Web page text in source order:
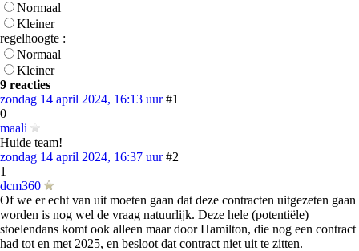
Normaal
Kleiner
regelhoogte :
Normaal
Kleiner
9 reacties
zondag 14 april 2024, 16:13 uur #1
0
maali
Huide team!
zondag 14 april 2024, 16:37 uur #2
1
dcm360
Of we er echt van uit moeten gaan dat deze contracten uitgezeten gaan
worden is nog wel de vraag natuurlijk. Deze hele (potentiële)
stoelendans komt ook alleen maar door Hamilton, die nog een contract
had tot en met 2025, en besloot dat contract niet uit te zitten.